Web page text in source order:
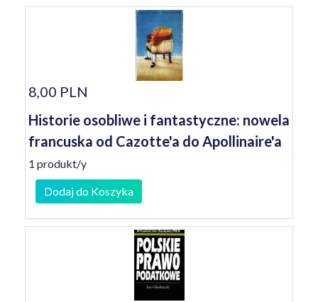
8,00 PLN
Historie osobliwe i fantastyczne: nowela
francuska od Cazotte'a do Apollinaire'a
1 produkt/y
Dodaj do Koszyka